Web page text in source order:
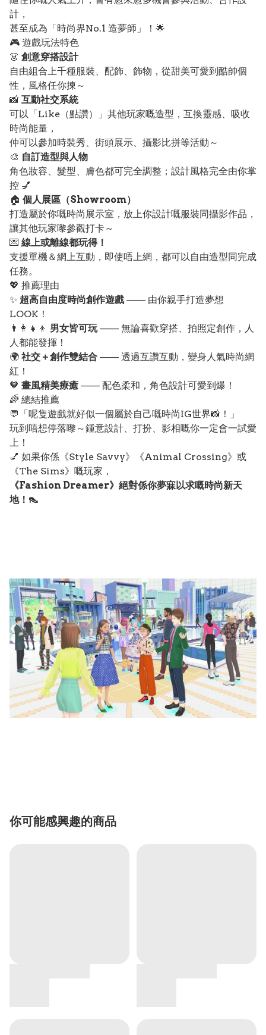
計，
甚至成為「時尚界No.1 造夢師」！🌟
🎮 遊戲玩法特色
👗 創意穿搭設計
自由組合上千種服裝、配飾、飾物，從甜美可愛到酷帥個
性，風格任你揀～
📸 互動社交系統
可以「Like（點讚）」其他玩家嘅造型，互換靈感、吸收
時尚能量，
仲可以參加時裝秀、街頭展示、攝影比拼等活動～
🎨 自訂造型與人物
角色妝容、髮型、膚色都可完全調整；設計風格完全由你掌
控 💅
🏠 個人展區（Showroom）
打造屬於你嘅時尚展示室，放上你設計嘅服裝同攝影作品，
讓其他玩家嚟參觀打卡～
💌 線上或離線都玩得！
支援單機＆網上互動，即使唔上網，都可以自由造型同完成
任務。
💖 推薦理由
✨ 超高自由度時尚創作遊戲—— 由你親手打造夢想
LOOK！
👨‍👩‍👧‍👦 男女皆可玩—— 無論喜歡穿搭、拍照定創作，人
人都能發揮！
🌍 社交＋創作雙結合 —— 透過互讚互動，變身人氣時尚網
紅！
🧡 畫風精美療癒 —— 配色柔和，角色設計可愛到爆！
🌈 總結推薦
💬「呢隻遊戲就好似一個屬於自己嘅時尚IG世界📸！」
玩到唔想停落嚟～鍾意設計、打扮、影相嘅你一定會一試愛
上！
💅 如果你係《Style Savvy》《Animal Crossing》或
《The Sims》嘅玩家，
《Fashion Dreamer》絕對係你夢寐以求嘅時尚新天
地！👠
你可能感興趣的商品